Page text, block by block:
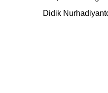
Didik